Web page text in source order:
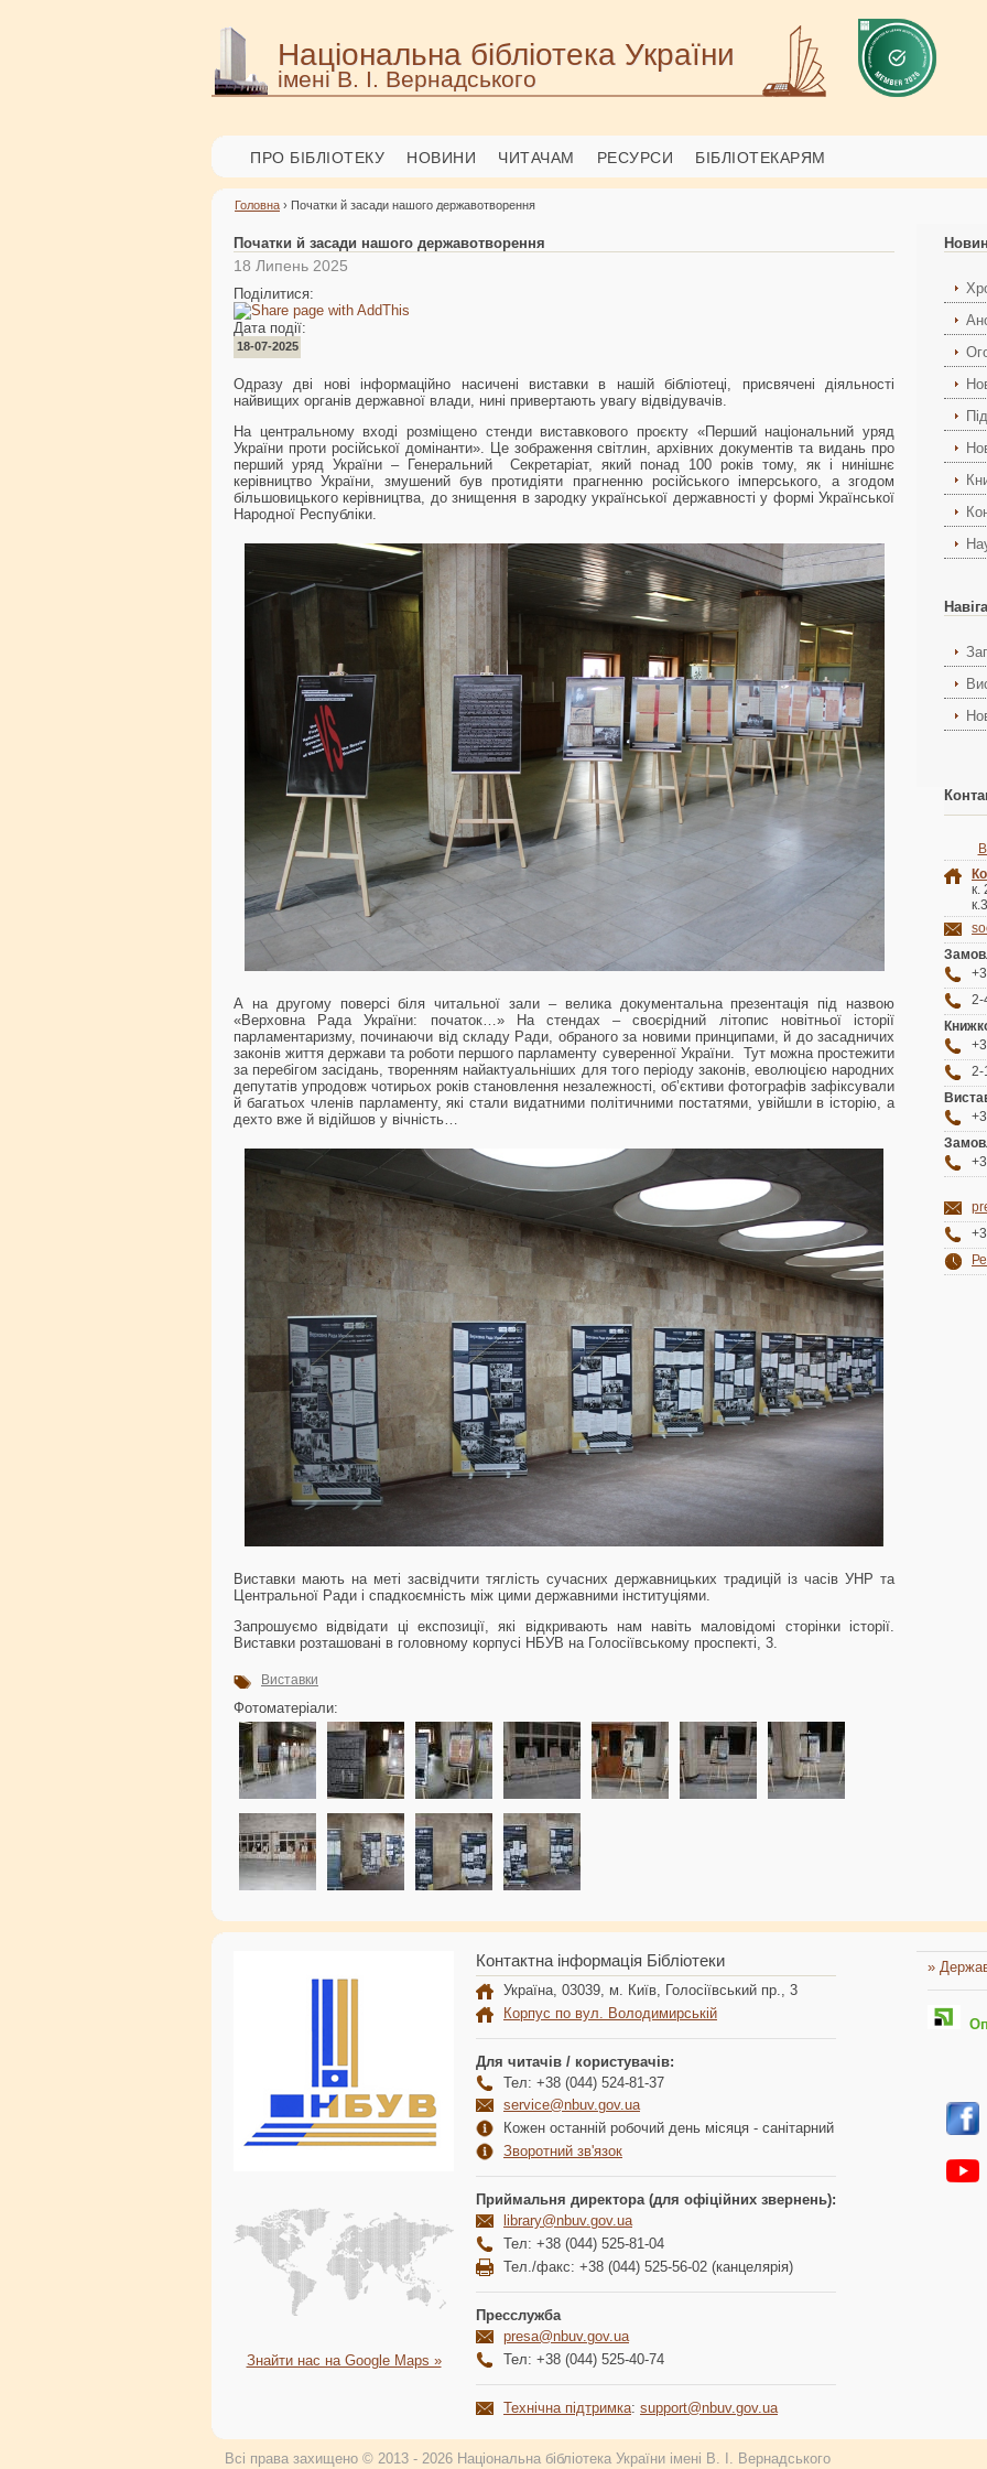
Національна бібліотека України
імені В. І. Вернадського
ПРО БІБЛІОТЕКУ НОВИНИ ЧИТАЧАМ РЕСУРСИ БІБЛІОТЕКАРЯМ
Головна › Початки й засади нашого державотворення
Початки й засади нашого державотворення
18 Липень 2025
Поділитися:
Дата події:
18-07-2025
Одразу дві нові інформаційно насичені виставки в нашій бібліотеці, присвячені діяльності
найвищих органів державної влади, нині привертають увагу відвідувачів.
На центральному вході розміщено стенди виставкового проєкту «Перший національний уряд
України проти російської домінанти». Це зображення світлин, архівних документів та видань про
перший уряд України – Генеральний Секретаріат, який понад 100 років тому, як і нинішнє
керівництво України, змушений був протидіяти прагненню російського імперського, а згодом
більшовицького керівництва, до знищення в зародку української державності у формі Української
Народної Республіки.
А на другому поверсі біля читальної зали – велика документальна презентація під назвою
«Верховна Рада України: початок…» На стендах – своєрідний літопис новітньої історії
парламентаризму, починаючи від складу Ради, обраного за новими принципами, й до засадничих
законів життя держави та роботи першого парламенту суверенної України. Тут можна простежити
за перебігом засідань, творенням найактуальніших для того періоду законів, еволюцією народних
депутатів упродовж чотирьох років становлення незалежності, об’єктиви фотографів зафіксували
й багатьох членів парламенту, які стали видатними політичними постатями, увійшли в історію, а
дехто вже й відійшов у вічність…
Виставки мають на меті засвідчити тяглість сучасних державницьких традицій із часів УНР та
Центральної Ради і спадкоємність між цими державними інституціями.
Запрошуємо відвідати ці експозиції, які відкривають нам навіть маловідомі сторінки історії.
Виставки розташовані в головному корпусі НБУВ на Голосіївському проспекті, 3.
Виставки
Фотоматеріали:
к.
2-
2-
Знайти нас на Google Maps »
Контактна інформація Бібліотеки
Україна, 03039, м. Київ, Голосіївський пр., 3
Корпус по вул. Володимирській
Для читачів / користувачів:
Тел: +38 (044) 524-81-37
service@nbuv.gov.ua
Кожен останній робочий день місяця - санітарний
Зворотний зв'язок
Приймальня директора (для офіційних звернень):
library@nbuv.gov.ua
Тел: +38 (044) 525-81-04
Тел./факс: +38 (044) 525-56-02 (канцелярія)
Пресслужба
presa@nbuv.gov.ua
Тел: +38 (044) 525-40-74
Технічна підтримка: support@nbuv.gov.ua
»
Всі права захищено © 2013 - 2026 Національна бібліотека України імені В. І. Вернадського